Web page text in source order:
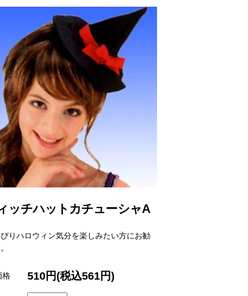
ッチハットカチューシャA
りハロウィン気分を楽しみたい方にお勧
格 510円(税込561円)